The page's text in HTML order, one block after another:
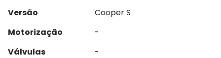
Versão
Cooper S
Motorização
-
Válvulas
-